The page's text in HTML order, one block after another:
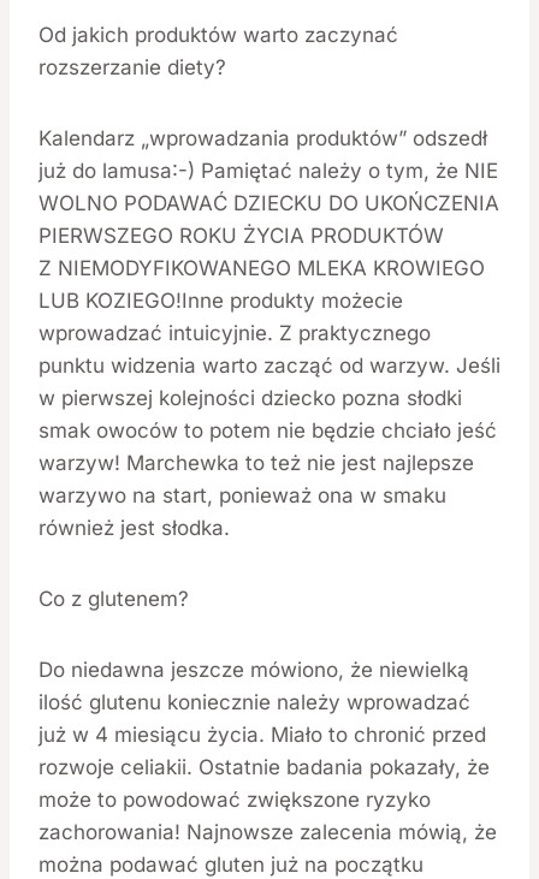
Od jakich produktów warto zaczynać
rozszerzanie diety?
Kalendarz „wprowadzania produktów” odszedł
już do lamusa:-) Pamiętać należy o tym, że NIE
WOLNO PODAWAĆ DZIECKU DO UKOŃCZENIA
PIERWSZEGO ROKU ŻYCIA PRODUKTÓW
Z NIEMODYFIKOWANEGO MLEKA KROWIEGO
LUB KOZIEGO!Inne produkty możecie
wprowadzać intuicyjnie. Z praktycznego
punktu widzenia warto zacząć od warzyw. Jeśli
w pierwszej kolejności dziecko pozna słodki
smak owoców to potem nie będzie chciało jeść
warzyw! Marchewka to też nie jest najlepsze
warzywo na start, ponieważ ona w smaku
również jest słodka.
Co z glutenem?
Do niedawna jeszcze mówiono, że niewielką
ilość glutenu koniecznie należy wprowadzać
już w 4 miesiącu życia. Miało to chronić przed
rozwoje celiakii. Ostatnie badania pokazały, że
może to powodować zwiększone ryzyko
zachorowania! Najnowsze zalecenia mówią, że
można podawać gluten już na początku